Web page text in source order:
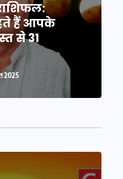
हैं आपके
से 31
2025